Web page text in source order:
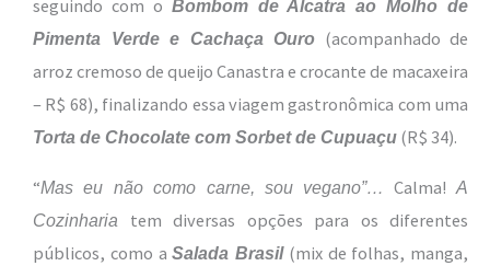
seguindo com o Bombom de Alcatra ao Molho de
Pimenta Verde e Cachaça Ouro (acompanhado de
arroz cremoso de queijo Canastra e crocante de macaxeira
– R$ 68), finalizando essa viagem gastronômica com uma
Torta de Chocolate com Sorbet de Cupuaçu (R$ 34).
“Mas eu não como carne, sou vegano”… Calma!A
Cozinharia
tem diversas opções para os diferentes
públicos, como aSalada Brasil(mix de folhas, manga,